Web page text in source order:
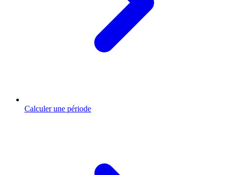
Calculer une période